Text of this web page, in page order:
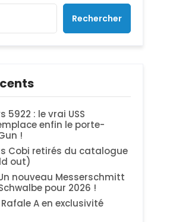
Rechercher
5922 : le vrai USS
enfin le porte-
!
Cobi retirés du catalogue
out)
nouveau Messerschmitt
pour 2026 !
A en exclusivité